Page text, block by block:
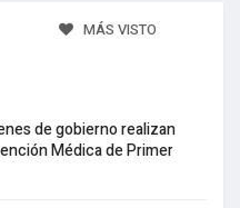
MÁS VISTO
de gobierno realizan
Médica de Primer